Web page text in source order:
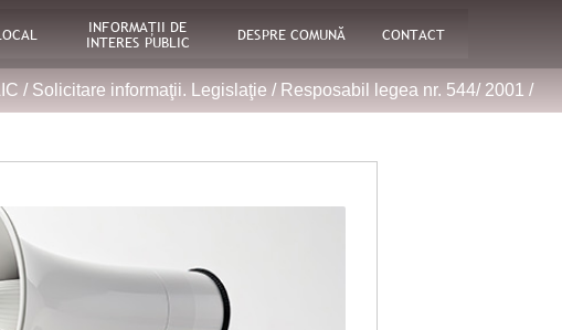
INFORMAŢII DE
INTERES PUBLIC DESPRE COMUNĂ CONTACT
/ Solicitare informaţii. Legislaţie / Resposabil legea nr. 544/ 2001 /